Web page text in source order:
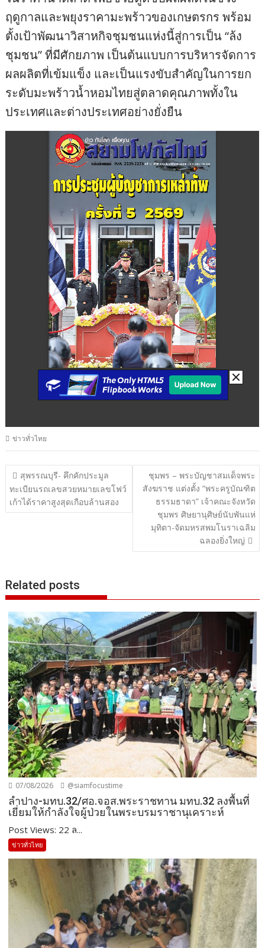
ฤดูกาลและพยุงราคามะพร้าวของเกษตรกร พร้อม
ตั้งเป้าพัฒนาวิสาหกิจชุมชนแห่งนี้สู่การเป็น “ล้ง
ชุมชน” ที่มีศักยภาพ เป็นต้นแบบการบริหารจัดการ
ผลผลิตที่เข้มแข็ง และเป็นแรงขับสำคัญในการยก
ระดับมะพร้าวน้ำหอมไทยสู่ตลาดคุณภาพทั้งใน
ประเทศและต่างประเทศอย่างยั่งยืน
ข่าวทั่วไทย
แนะแนว
เรื่อง
สุพรรณบุรี- คึกคักประมูล
ทะเบียนรถเลขสวยหมายเลขโฟว์
เก้าได้ราคาสูงสุดเกือบล้านสอง
ชุมพร – พระบัญชาสมเด็จพระ
สังฆราช แต่งตั้ง “พระครูบัณฑิต
ธรรมธาดา” เจ้าคณะจังหวัด
ชุมพร ศิษยานุศิษย์นับพันแห่
มุทิตา-จัดมหรสพมโนราเฉลิม
ฉลองยิ่งใหญ่
Related posts
07/08/2026 @siamfocustime
ลำปาง-มทบ.32/ศอ.จอส.พระราชทาน มทบ.32 ลงพื้นที่
เยี่ยมให้กำลังใจผู้ป่วยในพระบรมราชานุเคราะห์
Post Views: 22 ล...
ข่าวทั่วไทย